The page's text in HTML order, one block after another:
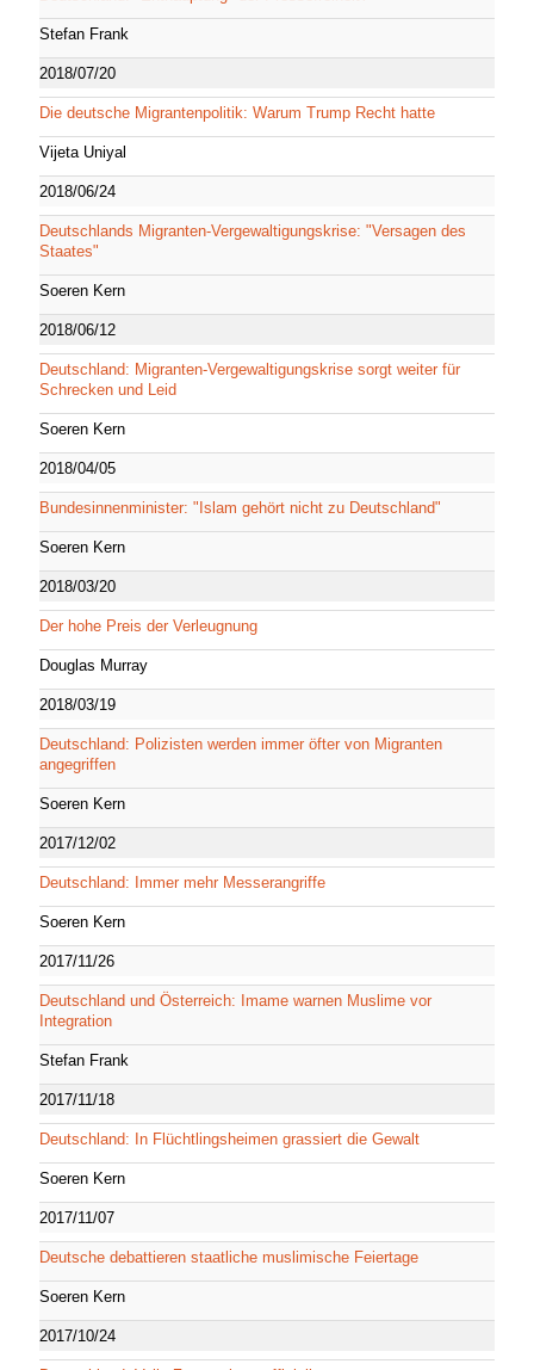
Stefan Frank
2018/07/20
Die deutsche Migrantenpolitik: Warum Trump Recht hatte
Vijeta Uniyal
2018/06/24
Deutschlands Migranten-Vergewaltigungskrise: "Versagen des
Staates"
Soeren Kern
2018/06/12
Deutschland: Migranten-Vergewaltigungskrise sorgt weiter für
Schrecken und Leid
Soeren Kern
2018/04/05
Bundesinnenminister: "Islam gehört nicht zu Deutschland"
Soeren Kern
2018/03/20
Der hohe Preis der Verleugnung
Douglas Murray
2018/03/19
Deutschland: Polizisten werden immer öfter von Migranten
angegriffen
Soeren Kern
2017/12/02
Deutschland: Immer mehr Messerangriffe
Soeren Kern
2017/11/26
Deutschland und Österreich: Imame warnen Muslime vor
Integration
Stefan Frank
2017/11/18
Deutschland: In Flüchtlingsheimen grassiert die Gewalt
Soeren Kern
2017/11/07
Deutsche debattieren staatliche muslimische Feiertage
Soeren Kern
2017/10/24